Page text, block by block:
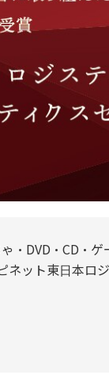
・DVD・CD・
ット東⽇本ロ